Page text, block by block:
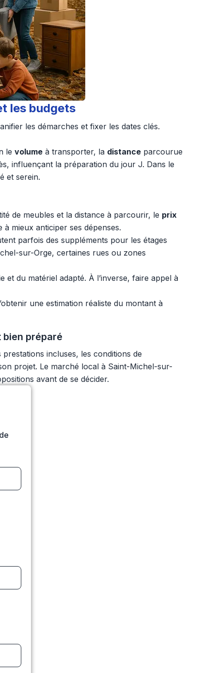
les budgets
les démarches et fixer les dates clés.
le volume à transporter, la distance parcourue
influençant la préparation du jour J. Dans le
et serein.
de meubles et la distance à parcourir, le prix
mieux anticiper ses dépenses.
parfois des suppléments pour les étages
sur-Orge, certaines rues ou zones
et du matériel adapté. À l’inverse, faire appel à
une estimation réaliste du montant à
préparé
incluses, les conditions de
projet. Le marché local à Saint-Michel-sur-
avant de se décider.